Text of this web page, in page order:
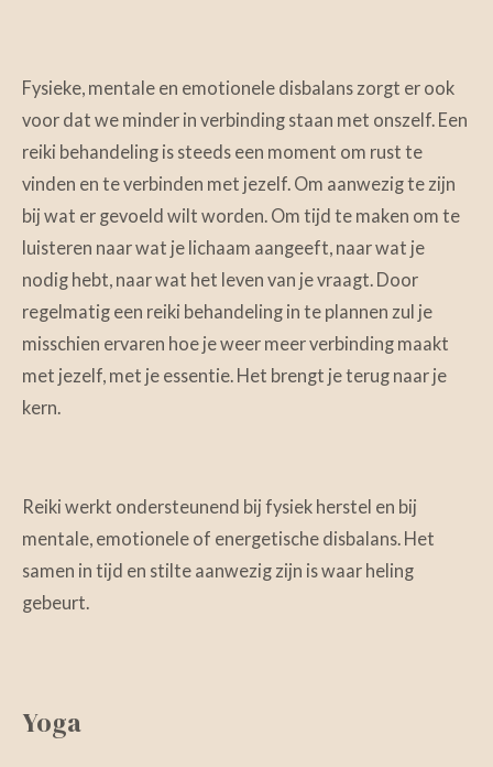
Fysieke, mentale en emotionele disbalans zorgt er ook
voor dat we minder in verbinding staan met onszelf. Een
reiki behandeling is steeds een moment om rust te
vinden en te verbinden met jezelf. Om aanwezig te zijn
bij wat er gevoeld wilt worden. Om tijd te maken om te
luisteren naar wat je lichaam aangeeft, naar wat je
nodig hebt, naar wat het leven van je vraagt. Door
regelmatig een reiki behandeling in te plannen zul je
misschien ervaren hoe je weer meer verbinding maakt
met jezelf, met je essentie. Het brengt je terug naar je
kern.
Reiki werkt ondersteunend bij fysiek herstel en bij
mentale, emotionele of energetische disbalans. Het
samen in tijd en stilte aanwezig zijn is waar heling
gebeurt.
Yoga